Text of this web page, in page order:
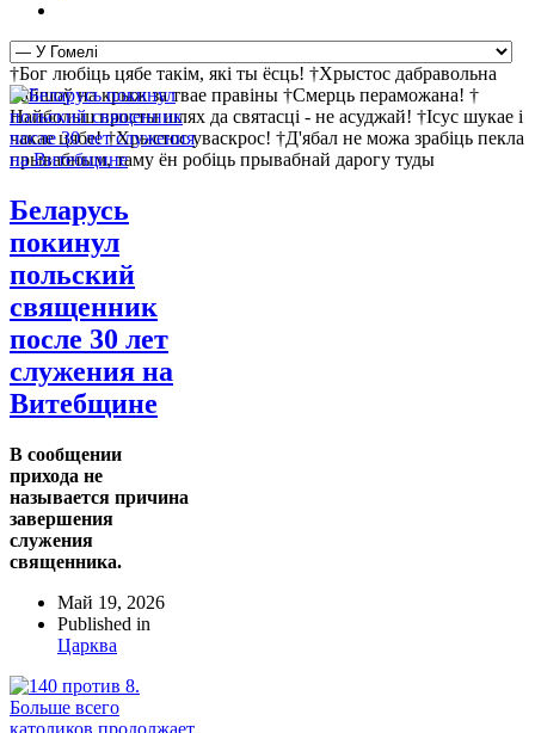
†Бог любіць цябе такім, які ты ёсць! †Хрыстос дабравольна
пайшоў на крыж за твае правіны †Смерць пераможана! †
Найбольш просты шлях да святасці - не асуджай! †Ісус шукае і
чакае цябе! †Хрыстос уваскрос! †Д'ябал не можа зрабіць пекла
прывабным, таму ён робіць прывабнай дарогу туды
Беларусь
покинул
польский
священник
после 30 лет
служения на
Витебщине
В сообщении
прихода не
называется причина
завершения
служения
священника.
Май 19, 2026
Published in
Царква